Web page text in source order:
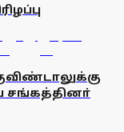
சங்கத்தினா்